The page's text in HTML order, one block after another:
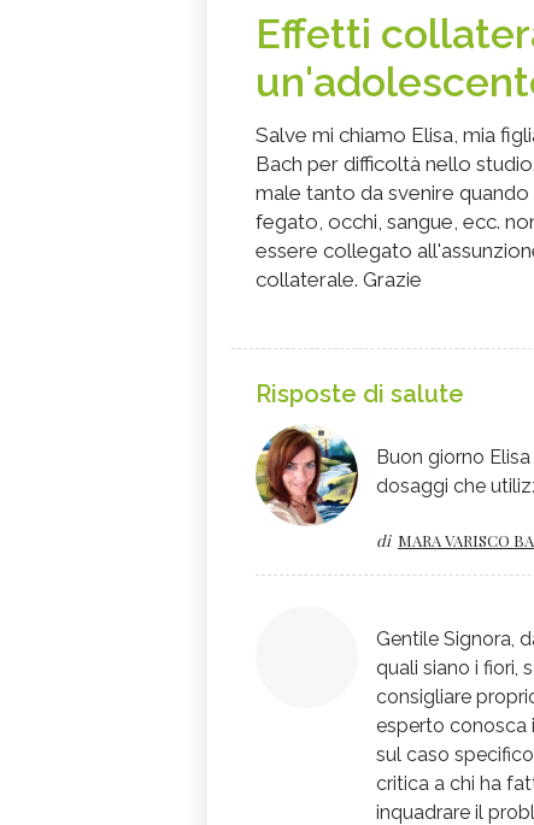
Effetti
Salve mi chiamo Elisa, mia
Bach per difficoltà nello
male tanto da svenire quando
fegato, occhi, sangue, ecc.
essere collegato
collaterale. Grazie
Risposte di salute
Buon giorno
dosaggi che
di MARA VARISCO
Gentile Signora,
quali siano i fiori,
consigliare
esperto conosca
sul caso
critica a chi ha
inquadrare il